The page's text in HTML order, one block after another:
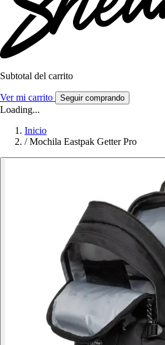
Subtotal del carrito
Ver mi carrito Seguir comprando
Loading...
Inicio
/ Mochila Eastpak Getter Pro